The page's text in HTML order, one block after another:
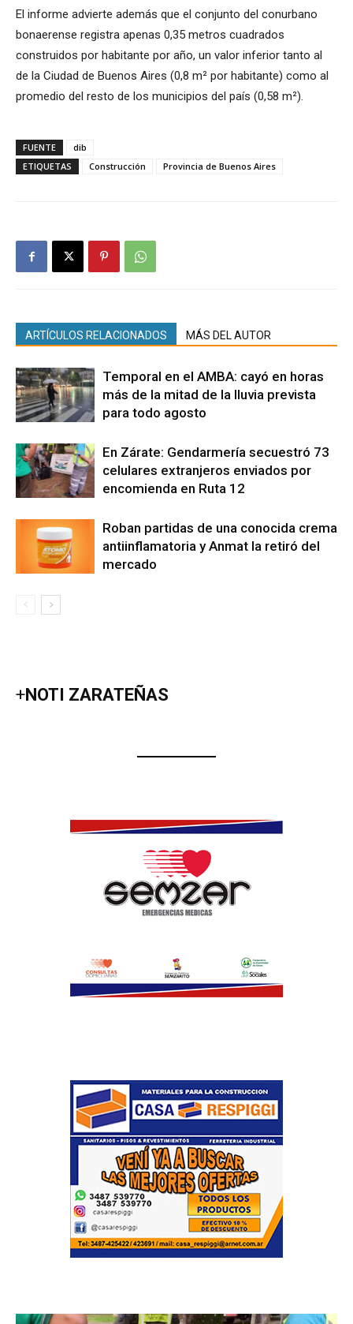
El informe advierte además que el conjunto del conurbano
bonaerense registra apenas 0,35 metros cuadrados
construidos por habitante por año, un valor inferior tanto al
de la Ciudad de Buenos Aires (0,8 m² por habitante) como al
promedio del resto de los municipios del país (0,58 m²).
FUENTE
dib
ETIQUETAS
Construcción Provincia de Buenos Aires
ARTÍCULOS RELACIONADOS MÁS DEL AUTOR
Temporal en el AMBA: cayó en horas
más de la mitad de la lluvia prevista
para todo agosto
En Zárate: Gendarmería secuestró 73
celulares extranjeros enviados por
encomienda en Ruta 12
Roban partidas de una conocida crema
antiinflamatoria y Anmat la retiró del
mercado
+NOTI ZARATEÑAS